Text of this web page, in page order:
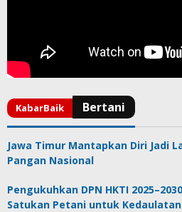
Jawa Timur Mantapkan Diri Jadi
Pangan Nasional
Pengukuhkan DPN HKTI
Satukan Petani untuk